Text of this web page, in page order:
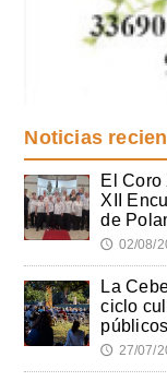
Noticias
El Coro
XII
de
🕔 02/08/
La
ciclo
públicos
🕔 27/07/